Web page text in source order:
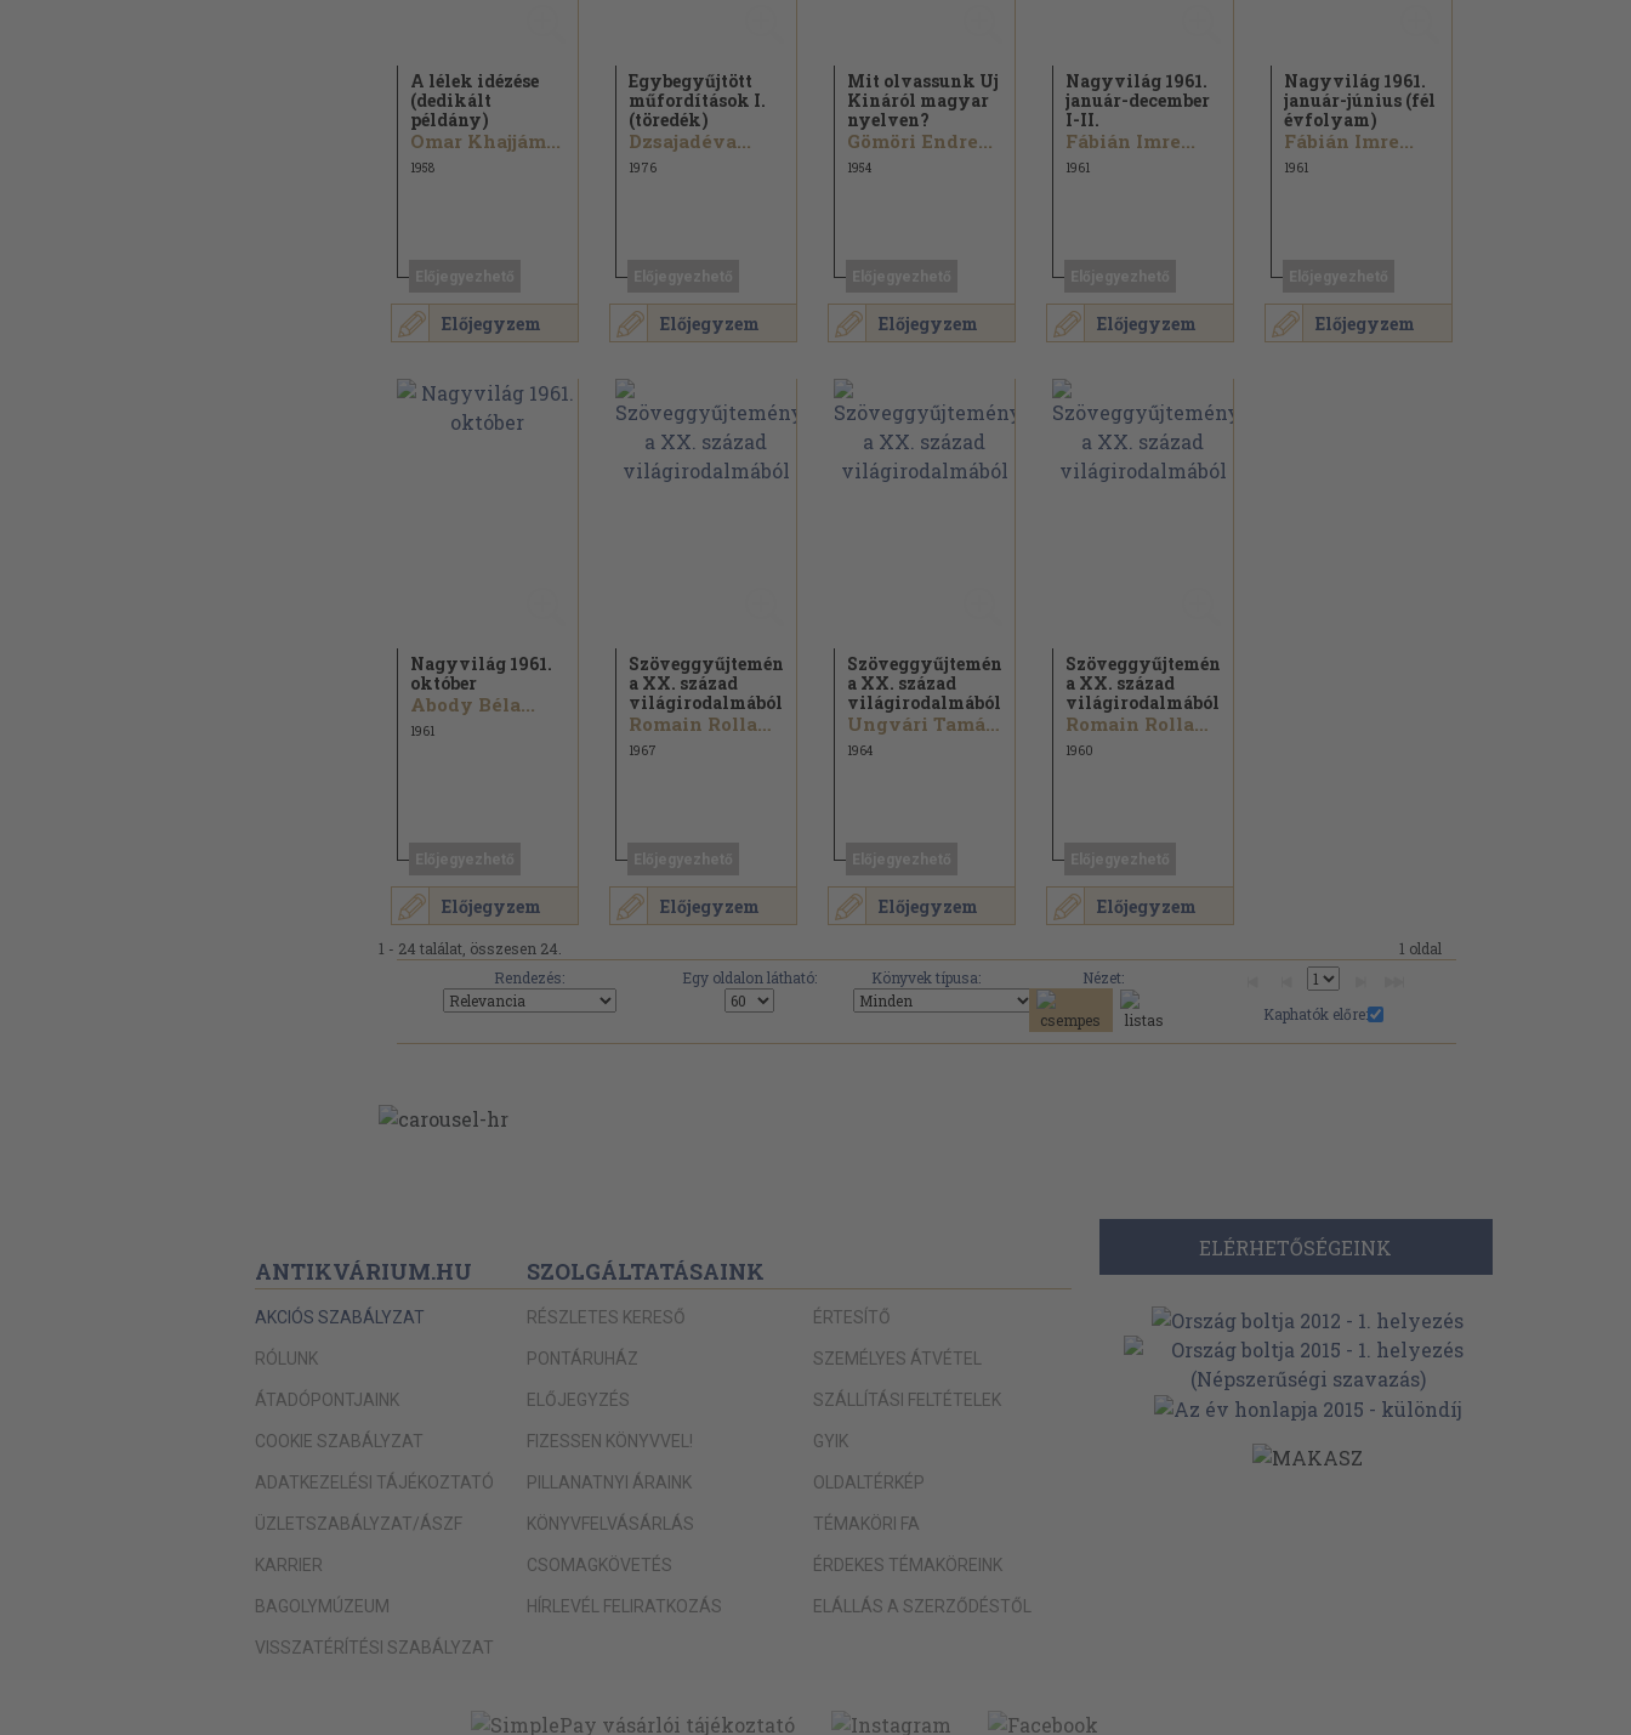
Előjegyzem
A lélek idézése
(dedikált
példány)
Omar Khajjám...
1958
Előjegyzem
Egybegyűjtött
műfordítások I.
(töredék)
Dzsajadéva...
1976
Előjegyzem
Mit olvassunk Uj
Kináról magyar
nyelven?
Gömöri Endre...
1954
Előjegyzem
Nagyvilág 1961.
január-december
I-II.
Fábián Imre...
1961
Előjegyzem
Nagyvilág 1961.
január-június (fél
évfolyam)
Fábián Imre...
1961
Előjegyzem
Nagyvilág 1961.
október
Abody Béla...
1961
Előjegyzem
Szöveggyűjtemény
a XX. század
világirodalmából
Romain Rolland...
1967
Előjegyzem
Szöveggyűjtemény
a XX. század
világirodalmából
Ungvári Tamás...
1964
Előjegyzem
Szöveggyűjtemény
a XX. század
világirodalmából
Romain Rolland...
1960
1 - 24 találat, összesen 24.
1 oldal
Rendezés:
Egy oldalon látható: Könyvek típusa:
Nézet:
Kaphatók előre:
ANTIKVÁRIUM.HU
AKCIÓS SZABÁLYZAT
RÓLUNK
ÁTADÓPONTJAINK
COOKIE SZABÁLYZAT
ADATKEZELÉSI TÁJÉKOZTATÓ
ÜZLETSZABÁLYZAT/ÁSZF
KARRIER
BAGOLYMÚZEUM
VISSZATÉRÍTÉSI SZABÁLYZAT
SZOLGÁLTATÁSAINK
RÉSZLETES KERESŐ
PONTÁRUHÁZ
ELŐJEGYZÉS
FIZESSEN KÖNYVVEL!
PILLANATNYI ÁRAINK
KÖNYVFELVÁSÁRLÁS
CSOMAGKÖVETÉS
HÍRLEVÉL FELIRATKOZÁS
ÉRTESÍTŐ
SZEMÉLYES ÁTVÉTEL
SZÁLLÍTÁSI FELTÉTELEK
GYIK
OLDALTÉRKÉP
TÉMAKÖRI FA
ÉRDEKES TÉMAKÖREINK
ELÁLLÁS A SZERZŐDÉSTŐL
ELÉRHETŐSÉGEINK